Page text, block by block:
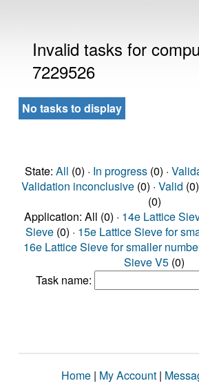
Invalid tasks for
7229526
No tasks to display
State: All (0) · In progress(0) ·
Validation inconclusive(0) · Valid
(0)
Application: All (0) · 14e Lattice
Sieve (0) · 15e Lattice Sieve for
16e Lattice Sieve for smaller
Sieve V5 (0)
Task name:
Home | My Account |